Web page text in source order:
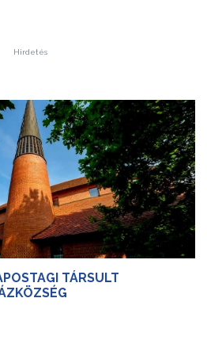
Hirdetés
TÁRSULT